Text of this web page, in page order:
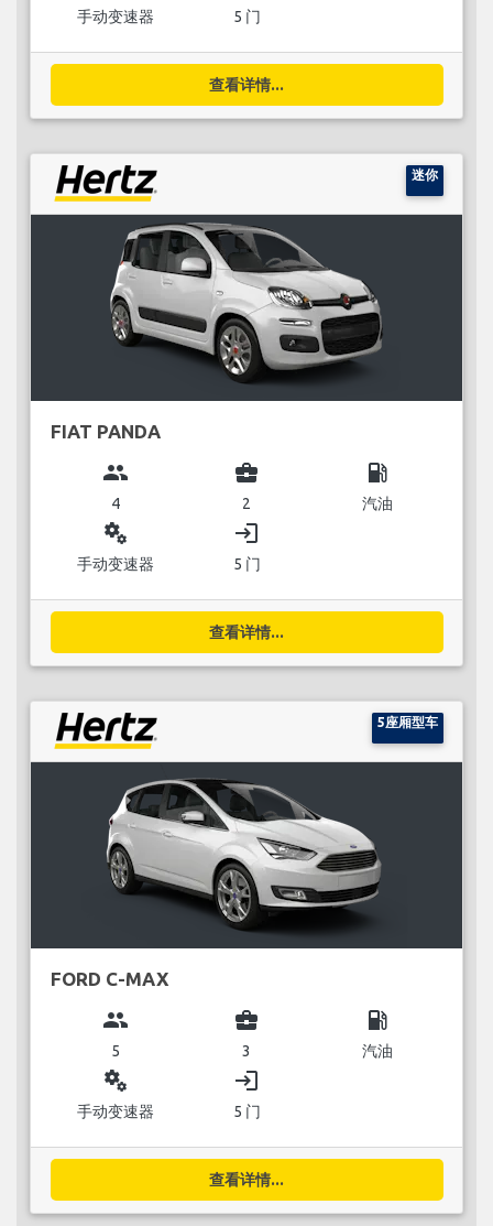
手动变速器 5 门
查看详情...
迷你
FIAT PANDA
group
4
business_center
2
local_gas_station
汽油
miscellaneous_services
手动变速器
login
5 门
查看详情...
5座厢型车
FORD C-MAX
group
5
business_center
3
local_gas_station
汽油
miscellaneous_services
手动变速器
login
5 门
查看详情...